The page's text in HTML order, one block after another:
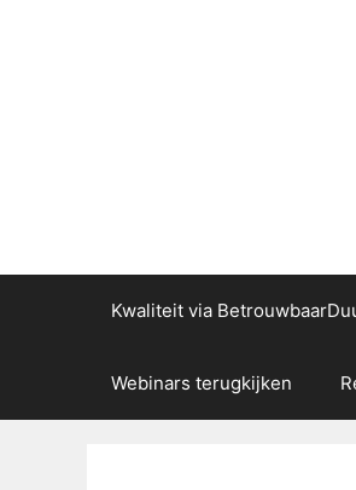
Kwaliteit via
Webinars terugkijken